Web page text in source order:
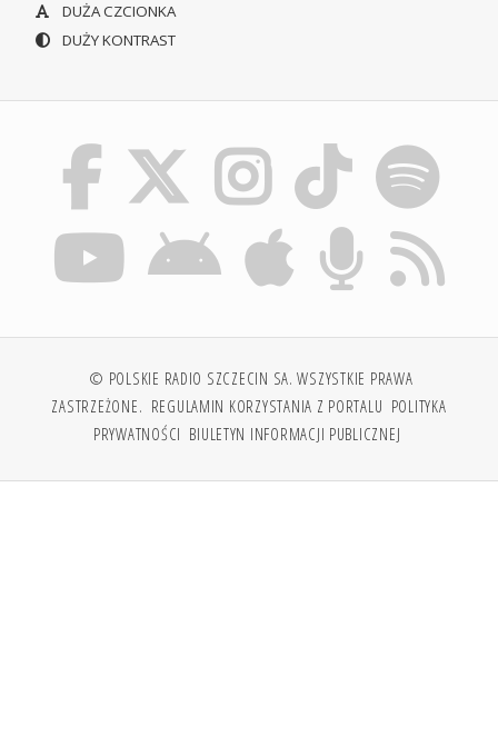
DUŻA CZCIONKA
DUŻY KONTRAST
© POLSKIE RADIO SZCZECIN SA. WSZYSTKIE PRAWA
ZASTRZEŻONE. REGULAMIN KORZYSTANIA Z PORTALU POLITYKA
PRYWATNOŚCI BIULETYN INFORMACJI PUBLICZNEJ